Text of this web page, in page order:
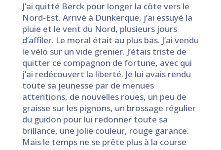
J’ai quitté Berck pour longer la côte vers le
Nord-Est. Arrivé à Dunkerque, j’ai essuyé la
pluie et le vent du Nord, plusieurs jours
d’affiler. Le moral était au plus bas. J’ai vendu
le vélo sur un vide grenier. J’étais triste de
quitter ce compagnon de fortune, avec qui
j’ai redécouvert la liberté. Je lui avais rendu
toute sa jeunesse par de menues
attentions, de nouvelles roues, un peu de
graisse sur les pignons, un brossage régulier
du guidon pour lui redonner toute sa
brillance, une jolie couleur, rouge garance.
Mais le temps ne se prête plus à la course